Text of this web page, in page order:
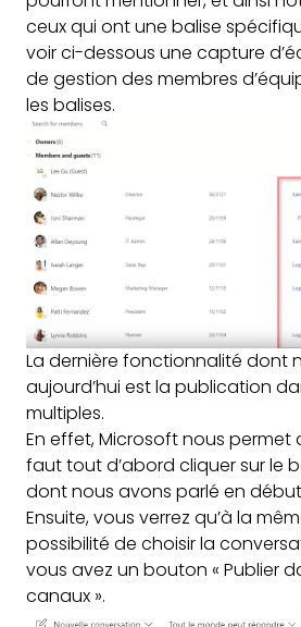
ceux qui ont une balise
voir ci-dessous une capture
de gestion des membres
les balises.
La dernière fonctionnalité dont
aujourd’hui est la publication
multiples.
En effet, Microsoft nous permet
faut tout d’abord cliquer sur le
dont nous avons parlé en début
Ensuite, vous verrez qu’à la
possibilité de choisir la
vous avez un bouton « Publier
canaux ».